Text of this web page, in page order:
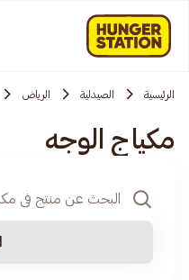
الرئيسية الصيدلية الرياض
مكياج الوجه